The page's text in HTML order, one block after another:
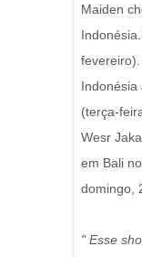
Maiden
Indonésia
(terça-
Wesr
em Bali
domingo,
" Esse